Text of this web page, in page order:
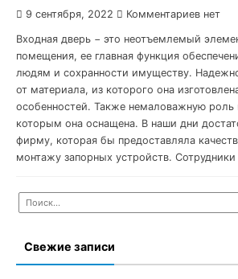
9 сентября, 2022 Комментариев нет
Входная дверь − это неотъемлемый
помещения, ее главная функция
людям и сохранности имуществу.
от материала, из которого она
особенностей. Также немаловажную роль
которым она оснащена. В наши дни
фирму, которая бы предоставляла
монтажу запорных устройств.
Найти:
Свежие записи